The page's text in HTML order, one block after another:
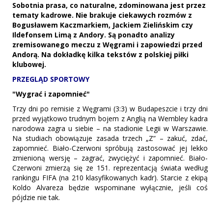
Sobotnia prasa, co naturalne, zdominowana jest przez
tematy kadrowe. Nie brakuje ciekawych rozmów z
Bogusławem Kaczmarkiem, Jackiem Zielińskim czy
Ildefonsem Limą z Andory. Są ponadto analizy
zremisowanego meczu z Węgrami i zapowiedzi przed
Andorą. Na dokładkę kilka tekstów z polskiej piłki
klubowej.
PRZEGLĄD SPORTOWY
"Wygrać i zapomnieć"
Trzy dni po remisie z Węgrami (3:3) w Budapeszcie i trzy dni
przed wyjątkowo trudnym bojem z Anglią na Wembley kadra
narodowa zagra u siebie – na stadionie Legii w Warszawie.
Na studiach obowiązuje zasada trzech „Z” – zakuć, zdać,
zapomnieć. Biało-Czerwoni spróbują zastosować jej lekko
zmienioną wersję – zagrać, zwyciężyć i zapomnieć. Biało-
Czerwoni zmierzą się ze 151. reprezentacją świata według
rankingu FIFA (na 210 klasyfikowanych kadr). Starcie z ekipą
Koldo Alvareza będzie wspominane wyłącznie, jeśli coś
pójdzie nie tak.